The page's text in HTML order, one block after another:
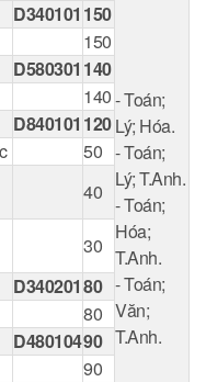
- Toán;
Lý; Hóa.
- Toán;
Lý; T.Anh.
- Toán;
Hóa;
T.Anh.
- Toán;
Văn;
T.Anh.
D340101 150
150
D580301 140
140
D840101 120
50
40
30
D34020180
80
D48010490
90